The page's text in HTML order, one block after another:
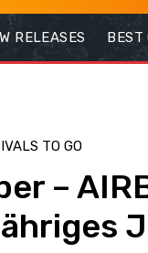
RELEASES BEST
TO GO
–